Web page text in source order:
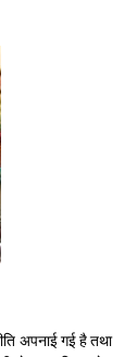
अपनाई गई है तथा